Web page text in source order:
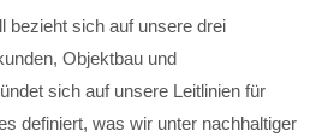
bezieht sich auf unsere drei
Objektbau und
sich auf unsere Leitlinien für
definiert, was wir unter nachhaltiger